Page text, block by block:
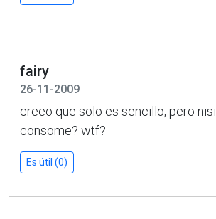
fairy
26-11-2009
creeo que solo es sencillo, pero
consome? wtf?
Es útil (0)